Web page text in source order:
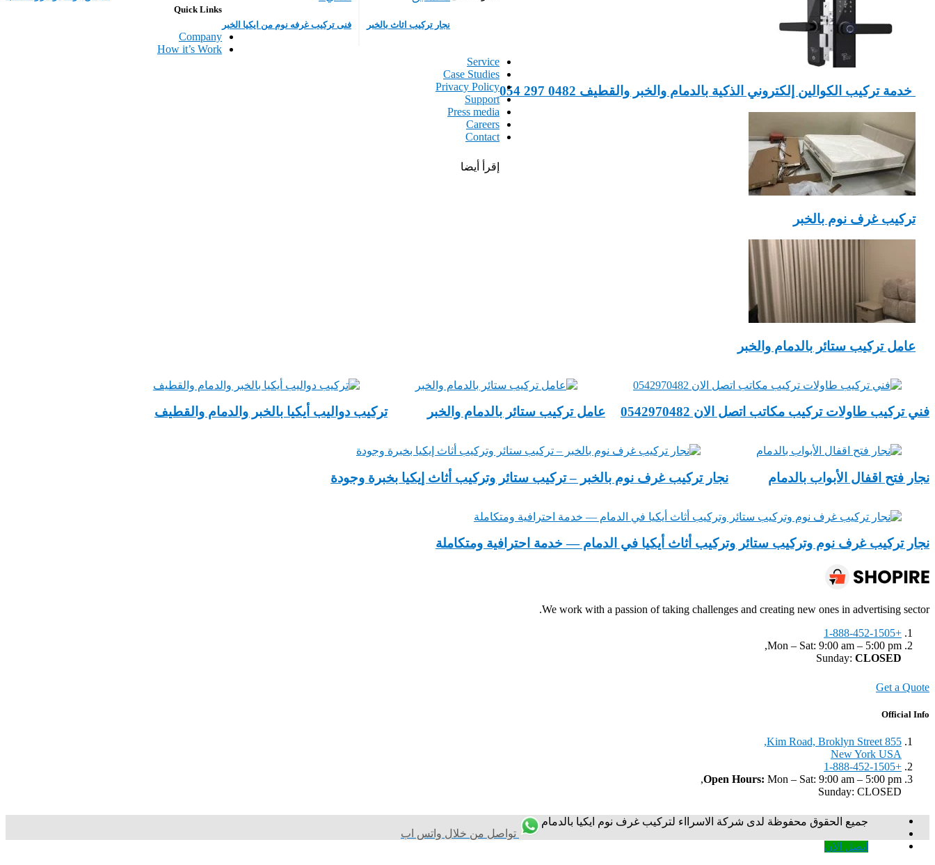
‏ ‏خدمة تركيب الكوالين إلكتروني الذكية بالدمام والخبر والقطيف ‎054 297 0482
تركيب غرف نوم بالخبر
عامل تركيب ستائر بالدمام والخبر
نجار تركيب اثاث بالخبر فنى تركيب غرفه نوم من ايكيا الخبر
Quick Links
Company
How it’s Work
Service
Case Studies
Privacy Policy
Support
Press media
Careers
Contact
إقرأ أيضا
‏فني تركيب طاولات تركيب مكاتب اتصل الان 0542970482 عامل تركيب ستائر بالدمام والخبر تركيب دواليب أيكيا بالخبر والدمام والقطيف
‏نجار فتح ‏اقفال الأبواب بالدمام نجار تركيب غرف نوم بالخبر – تركيب ستائر وتركيب أثاث إيكيا بخبرة وجودة
نجار تركيب غرف نوم وتركيب ستائر وتركيب أثاث أيكيا في الدمام — خدمة احترافية ومتكاملة
We work with a passion of taking challenges and creating new ones in advertising sector.
+1-888-452-1505
Mon – Sat: 9:00 am – 5:00 pm,
Sunday: CLOSED
Get a Quote
Official Info
855 Kim Road, Broklyn Street,
New York USA
+1-888-452-1505
Open Hours: Mon – Sat: 9:00 am – 5:00 pm,
Sunday: CLOSED
جميع الحقوق محفوظة لدى شركة الاسرااء لتركيب غرف نوم ايكيا بالدمام
تواصل من خلال واتس اب
اتصل الان